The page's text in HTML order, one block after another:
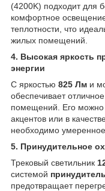
(4200K) подходит для
комфортное
теплотности, что
жилых помещений.
4. Высокая яркость
энергии
С яркостью 825 Лм и
обеспечивает
помещений. Его можно
акцентов или в
необходимо
5. Принудительное
Трековый светильник
системой
предотвращает